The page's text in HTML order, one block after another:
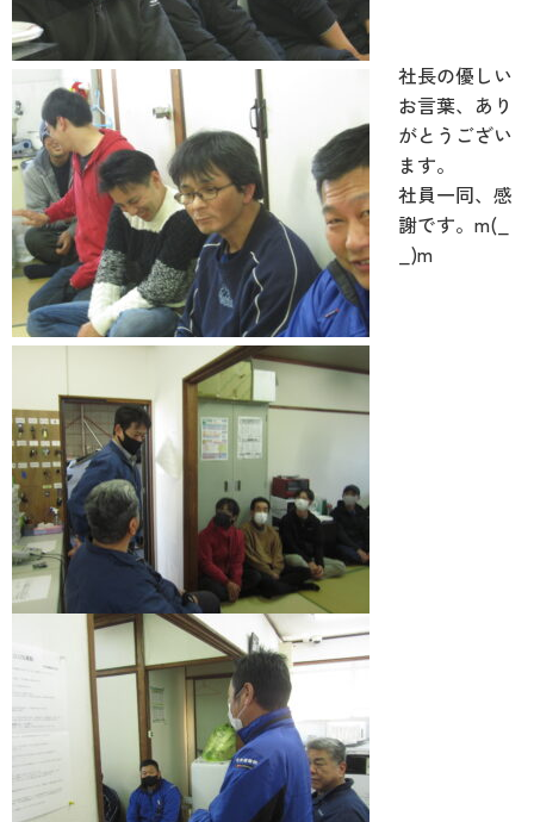
社長の優しい
お言葉、あり
がとうござい
ます。
社員一同、感
謝です。m(_
_)m